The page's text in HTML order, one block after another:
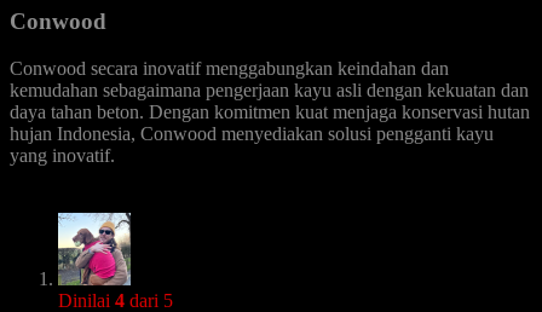
Conwood
Conwood secara inovatif menggabungkan keindahan dan
kemudahan sebagaimana pengerjaan kayu asli dengan kekuatan dan
daya tahan beton. Dengan komitmen kuat menjaga konservasi hutan
hujan Indonesia, Conwood menyediakan solusi pengganti kayu
yang inovatif.
Dinilai 4 dari 5